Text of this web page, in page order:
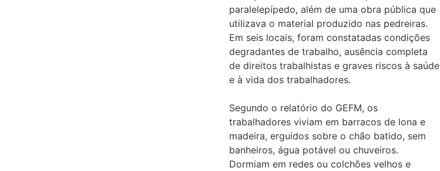
paralelepípedo, além de uma obra pública que
utilizava o material produzido nas pedreiras.
Em seis locais, foram constatadas condições
degradantes de trabalho, ausência completa
de direitos trabalhistas e graves riscos à saúde
e à vida dos trabalhadores.
Segundo o relatório do GEFM, os
trabalhadores viviam em barracos de lona e
madeira, erguidos sobre o chão batido, sem
banheiros, água potável ou chuveiros.
Dormiam em redes ou colchões velhos e